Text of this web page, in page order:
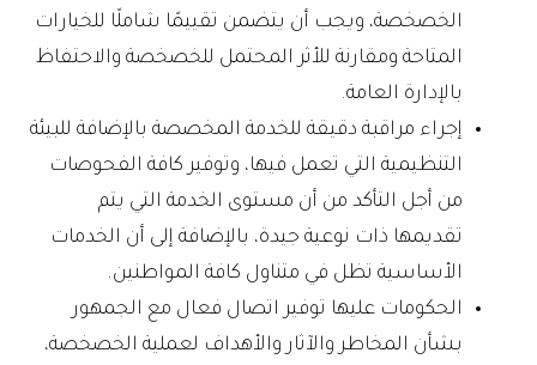
الخصخصة، ويجب أن يتضمن تقييمًا شاملًا للخيارات
المتاحة ومقارنة للأثر المحتمل للخصخصة والاحتفاظ
بالإدارة العامة.
إجراء مراقبة دقيقة للخدمة المخصصة بالإضافة للبيئة
التنظيمية التي تعمل فيها، وتوفير كافة الفحوصات
من أجل التأكد من أن مستوى الخدمة التي يتم
تقديمها ذات نوعية جيدة، بالإضافة إلى أن الخدمات
الأساسية تظل في متناول كافة المواطنين.
الحكومات عليها توفير اتصال فعال مع الجمهور
بشأن المخاطر والآثار والأهداف لعملية الخصخصة،